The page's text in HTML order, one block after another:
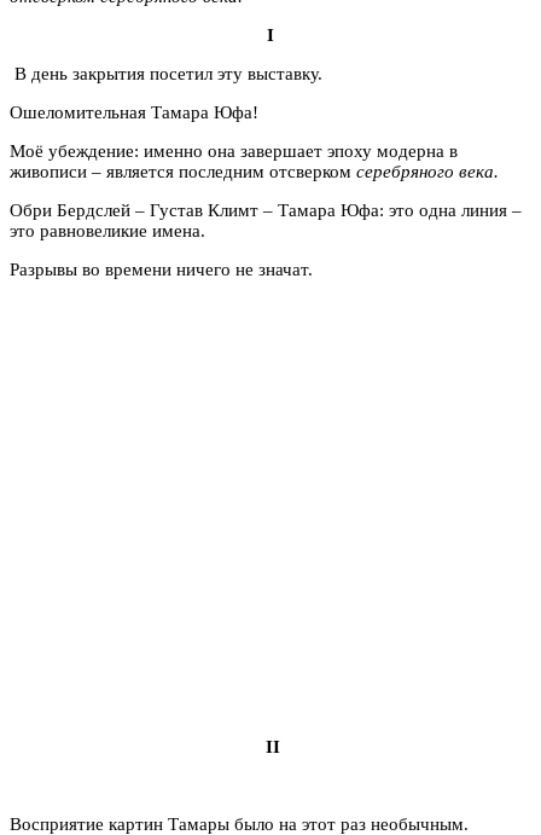
I
В день закрытия посетил эту выставку.
Ошеломительная Тамара Юфа!
Моё убеждение: именно она завершает эпоху модерна в
живописи – является последним отсверком серебряного века.
Обри Бердслей – Густав Климт – Тамара Юфа: это одна линия –
это равновеликие имена.
Разрывы во времени ничего не значат.
II
Восприятие картин Тамары было на этот раз необычным.